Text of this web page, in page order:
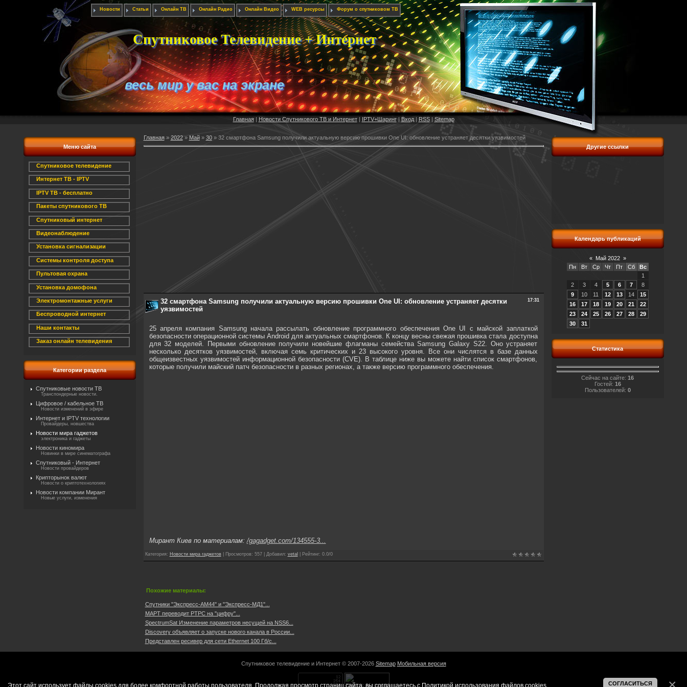
Новости Статьи Онлайн ТВ Онлайн Радио Онлайн Видео WEB ресурсы Форум о спутниковом ТВ
Спутниковое Телевидение + Интернет
весь мир у вас на экране
Главная| Новости Спутникового ТВ и Интернет| IPTV+Шаринг| Вход| RSS| Sitemap
Меню сайта
Спутниковое телевидение
Интернет ТВ - IPTV
IPTV ТВ - бесплатно
Пакеты спутникового ТВ
Спутниковый интернет
Видеонаблюдение
Установка сигнализации
Системы контроля доступа
Пультовая охрана
Установка домофона
Электромонтажные услуги
Беспроводной интернет
Наши контакты
Заказ онлайн телевидения
Категории раздела
Спутниковые новости ТВ
Транспондерные новости.
Цифровое / кабельное ТВ
Новости изменений в эфире
Интернет и IPTV технологии
Провайдеры, новшества
Новости мира гаджетов
электроника и гаджеты
Новости киномира
Новинки в мире синематографа
Спутниковый - Интернет
Новости провайдеров
Крипторынок валют
Новости о криптотехнологиях
Новости компании Мирант
Новые услуги, изменения
Главная» 2022 » Май » 30» 32 смартфона Samsung получили актуальную версию прошивки One UI: обновление устраняет десятки уязвимостей
17:31
32 смартфона Samsung получили актуальную версию прошивки One UI: обновление устраняет десятки
уязвимостей
25 апреля компания Samsung начала рассылать обновление программного обеспечения One UI с майской заплаткой
безопасности операционной системы Android для актуальных смартфонов. К концу весны свежая прошивка стала доступна
для 32 моделей. Первыми обновление получили новейшие флагманы семейства Samsung Galaxy S22. Оно устраняет
несколько десятков уязвимостей, включая семь критических и 23 высокого уровня. Все они числятся в базе данных
общеизвестных уязвимостей информационной безопасности (CVE). В таблице ниже вы можете найти список смартфонов,
которые получили майский патч безопасности в разных регионах, а также версию программного обеспечения.
Мирант Киев по материалам: /gagadget.com/134555-3...
Категория: Новости мира гаджетов| Просмотров: 557| Добавил: vetal Рейтинг: 0.0/0
Похожие материалы:
Спутники "Экспресс-АМ44" и "Экспресс-МД1"...
МАРТ переводит РТРС на "цифру"...
SpectrumSat Изменение параметров несущей на NSS6...
Discovery объявляет о запуске нового канала в России...
Представлен ресивер для сети Ethernet 100 Гб/с...
Другие ссылки
Календарь публикаций
« Май 2022 »
Пн
Вт Ср Чт Пт Сб
Вс
1
2
3 4 5 6 7
8
9
10 11 12 13 14
15
16
17 18 19 20 21
22
23
24 25 26 27 28
29
30
31
Статистика
Сейчас на сайте: 16
Гостей: 16
Пользователей: 0
Спутниковое телевидение и Интернет © 2007-2026 Sitemap Мобильная версия
Этот сайт использует файлы cookies для более комфортной работы пользователя. Продолжая просмотр страниц сайта, вы соглашаетесь с Политикой использования файлов cookies СОГЛАСИТЬСЯ